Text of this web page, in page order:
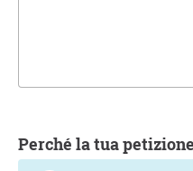
Perché la tua